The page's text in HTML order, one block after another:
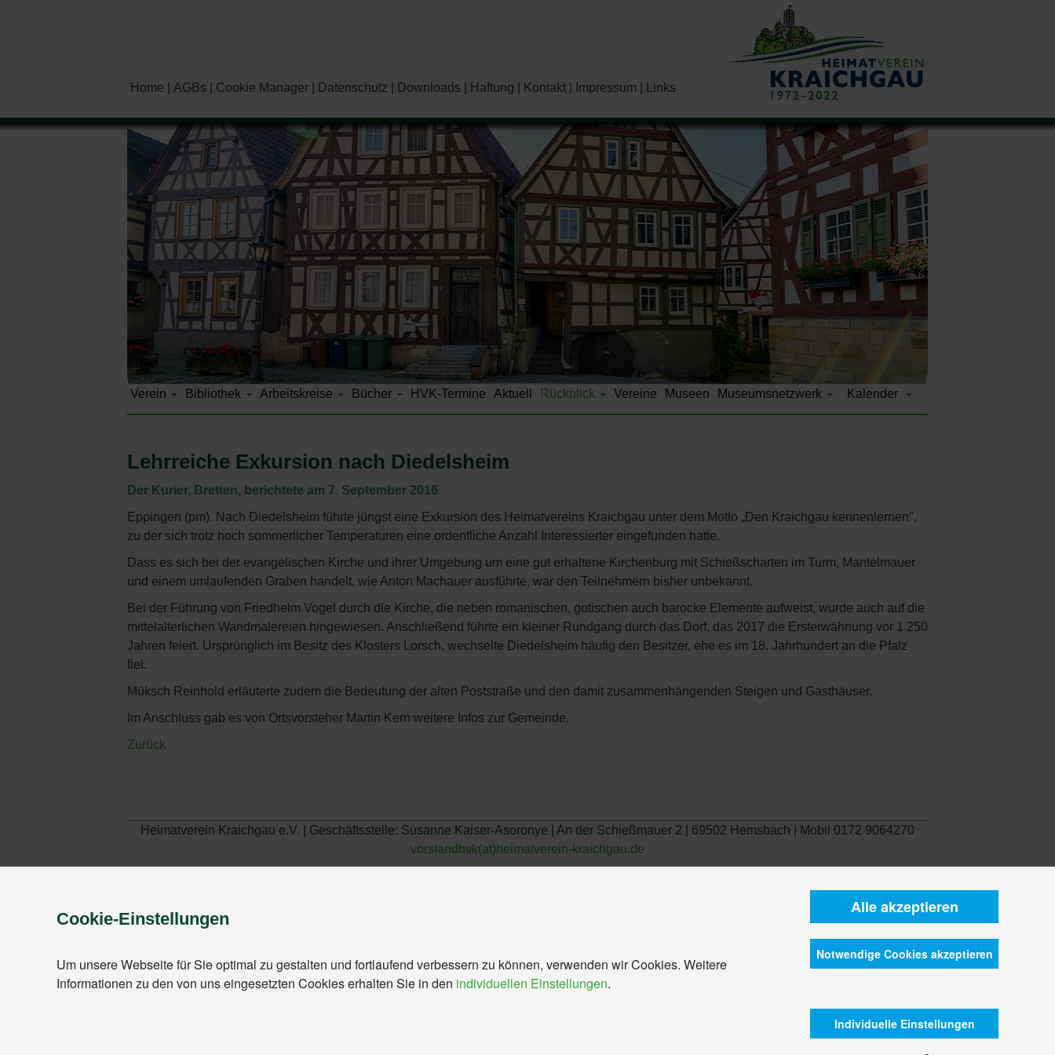
Home AGBs Cookie Manager Datenschutz Downloads Haftung Kontakt Impressum Links
Verein Bibliothek Arbeitskreise Bücher HVK-Termine Aktuell Rückblick Vereine Museen Museumsnetzwerk Kalender
Lehrreiche Exkursion nach Diedelsheim
Der Kurier, Bretten, berichtete am 7. September 2016
Eppingen (pm). Nach Diedelsheim führte jüngst eine Exkursion des Heimatvereins Kraichgau unter dem Motto „Den Kraichgau kennenlernen",
zu der sich trotz hoch sommerlicher Temperaturen eine ordentliche Anzahl Interessierter eingefunden hatte.
Dass es sich bei der evangelischen Kirche und ihrer Umgebung um eine gut erhaltene Kirchenburg mit Schießscharten im Turm, Mantelmauer
und einem umlaufenden Graben handelt, wie Anton Machauer ausführte, war den Teilnehmern bisher unbekannt.
Bei der Führung von Friedhelm Vogel durch die Kirche, die neben romanischen, gotischen auch barocke Elemente aufweist, wurde auch auf die
mittelalterlichen Wandmalereien hingewiesen. Anschließend führte ein kleiner Rundgang durch das Dorf, das 2017 die Ersterwähnung vor 1 250
Jahren feiert. Ursprünglich im Besitz des Klosters Lorsch, wechselte Diedelsheim häufig den Besitzer, ehe es im 18. Jahrhundert an die Pfalz
fiel.
Müksch Reinhold erläuterte zudem die Bedeutung der alten Poststraße und den damit zusammenhängenden Steigen und Gasthäuser.
Im Anschluss gab es von Ortsvorsteher Martin Kern weitere Infos zur Gemeinde.
Zurück
Heimatverein Kraichgau e.V. | Geschäftsstelle: Susanne Kaiser-Asoronye | An der Schießmauer 2 | 69502 Hemsbach | Mobil 0172 9064270
vorstandhvk(at)heimatverein-kraichgau.de
Cookie-Einstellungen
Um unsere Webseite für Sie optimal zu gestalten und fortlaufend verbessern zu können, verwenden wir Cookies. Weitere
Informationen zu den von uns eingesetzten Cookies erhalten Sie in den individuellen Einstellungen.
Alle akzeptieren
Notwendige Cookies akzeptieren
Individuelle Einstellungen